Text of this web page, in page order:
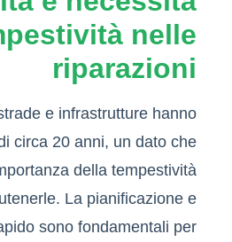
nelle
riparazioni
e infrastrutture hanno
circa 20 anni, un dato che
della tempestività
La pianificazione e
sono fondamentali per